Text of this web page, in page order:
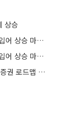
상승
뉴욕증시, 고용 호조와 반도체주 랠리에 힘입어 상승 마감…나스닥 1.71%↑
뉴욕증시, 고용 호조와 반도체주 랠리에 힘입어 상승 마감…나스닥 1.71%↑
STO 하위법규 예상안, 풀링·거래한도·정형증권 로드맵 제시